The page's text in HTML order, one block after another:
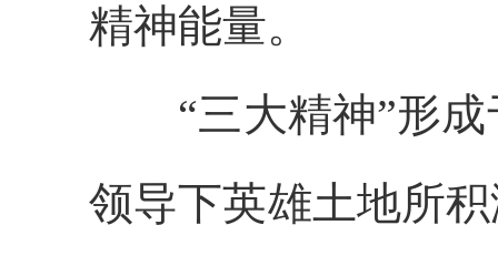
精神能量。
“三大精神”形成
领导下英雄土地所